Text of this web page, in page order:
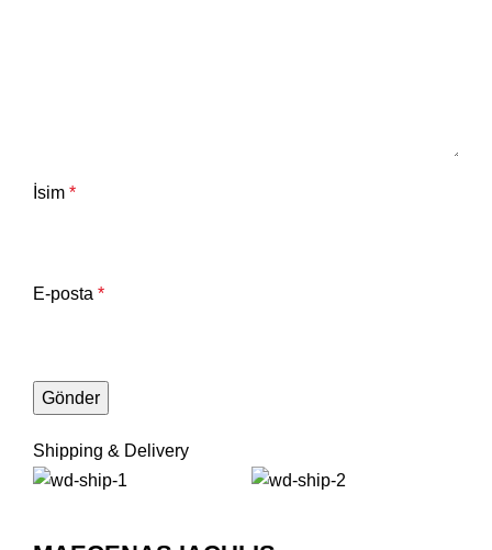
İsim *
E-posta *
Shipping & Delivery